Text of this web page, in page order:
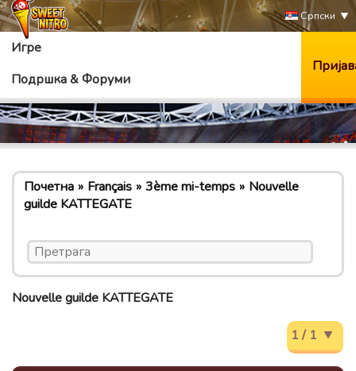
Српски
Игре
Подршка & Форуми
Почетна Français 3ème mi-temps
Nouvelle
guilde KATTEGATE
Nouvelle guilde KATTEGATE
1 / 1